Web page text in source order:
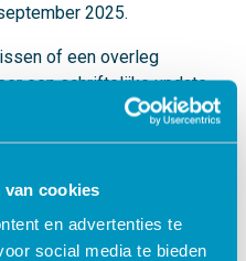
van cookies
en advertenties te
social media te bieden
2025.
of een overleg
een schriftelijke update